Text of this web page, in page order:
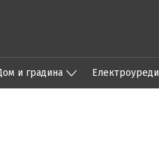
и градина Eлектроуреди